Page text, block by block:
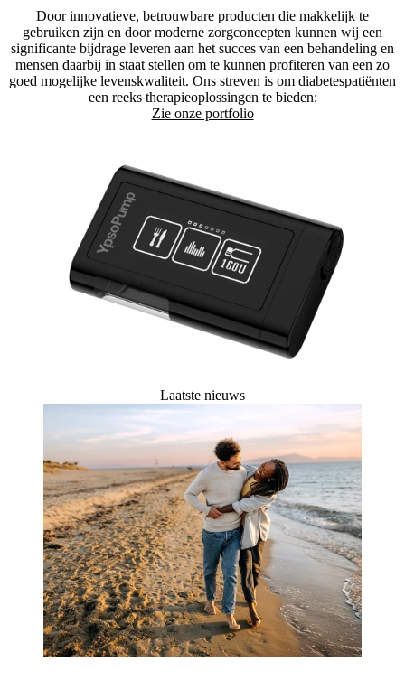
Door innovatieve, betrouwbare producten die makkelijk te
gebruiken zijn en door moderne zorgconcepten kunnen wij een
significante bijdrage leveren aan het succes van een behandeling en
mensen daarbij in staat stellen om te kunnen profiteren van een zo
goed mogelijke levenskwaliteit. Ons streven is om diabetespatiënten
een reeks therapieoplossingen te bieden:
Zie onze portfolio
Laatste nieuws